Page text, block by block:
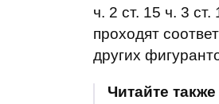
ч. 2 ст. 15 ч. 3
проходят
других
Читайте